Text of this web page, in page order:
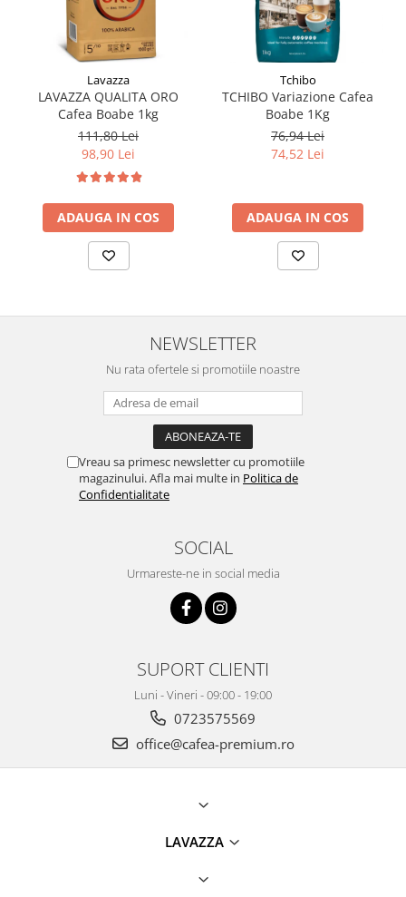
Lavazza
LAVAZZA QUALITA ORO
Cafea Boabe 1kg
111,80 Lei
98,90 Lei
ADAUGA IN COS
Tchibo
TCHIBO Variazione Cafea
Boabe 1Kg
76,94 Lei
74,52 Lei
ADAUGA IN COS
NEWSLETTER
Nu rata ofertele si promotiile noastre
Vreau sa primesc newsletter cu promotiile
magazinului. Afla mai multe in Politica de
Confidentialitate
SOCIAL
Urmareste-ne in social media
SUPORT CLIENTI
Luni - Vineri - 09:00 - 19:00
0723575569
office@cafea-premium.ro
LAVAZZA